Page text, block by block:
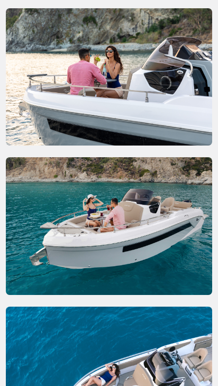
Hoofdschakelaar
110/220 volt stopcontact met lader
HERTZ stereo systeem met 6 speakers
LED kit
RVS beschermrand
Opklapbare zit zijkanten
Luxe upholstery CML01 - CAMEL
Tafel
Twee comfort stoelen S-Line
Twee consoleramen met zwart plexiglas
Acht bekerhouders
Ankerlier RVS
Bilgepomp automatisch en handmatig
Blower
Meubilar in cabin donkergrijs eiken
Cockpit met Seadeck
Compass
Complete set RVS handrailingen
Compleet douche systeem
Elektrische ankerlier
Elektrische hoorn
Elektrisch toilet met vuilwatersysteem
Benzine meter
Volledig hydraulische stuursysteem
Handschoenenkastje
Romp profiel in zwart plexiglas
Romp redan His Gen III
Upholstery binnen
Navigatieverlichting